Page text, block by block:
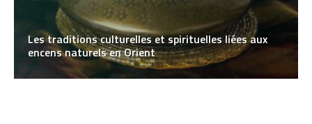
Les traditions culturelles et spirituelles liées aux
encens naturels en Orient